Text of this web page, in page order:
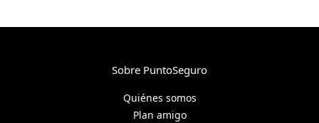
Sobre PuntoSeguro
Quiénes somos
Plan amigo